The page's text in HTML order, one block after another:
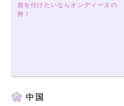
差を付けたいならオンディーヌの
袴！
中国